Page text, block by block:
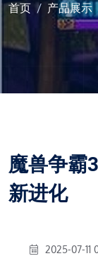
首页 产品展示
魔兽争霸
新进化
2025-07-11